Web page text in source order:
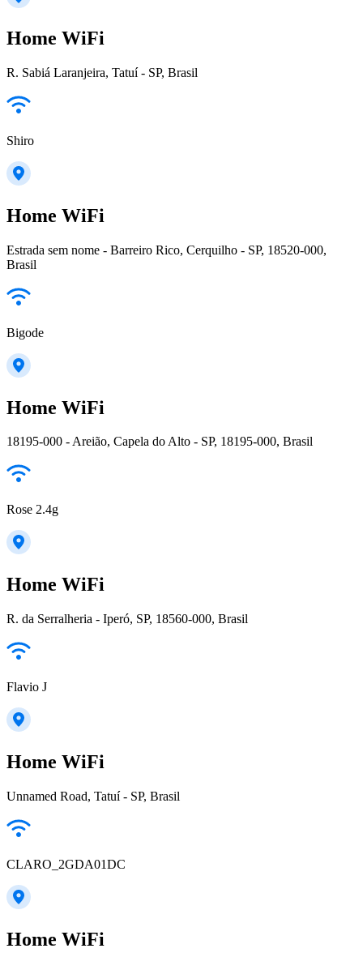
Home WiFi
R. Sabiá Laranjeira, Tatuí - SP, Brasil
Shiro
Home WiFi
Estrada sem nome - Barreiro Rico, Cerquilho - SP, 18520-000,
Brasil
Bigode
Home WiFi
18195-000 - Areião, Capela do Alto - SP, 18195-000, Brasil
Rose 2.4g
Home WiFi
R. da Serralheria - Iperó, SP, 18560-000, Brasil
Flavio J
Home WiFi
Unnamed Road, Tatuí - SP, Brasil
CLARO_2GDA01DC
Home WiFi